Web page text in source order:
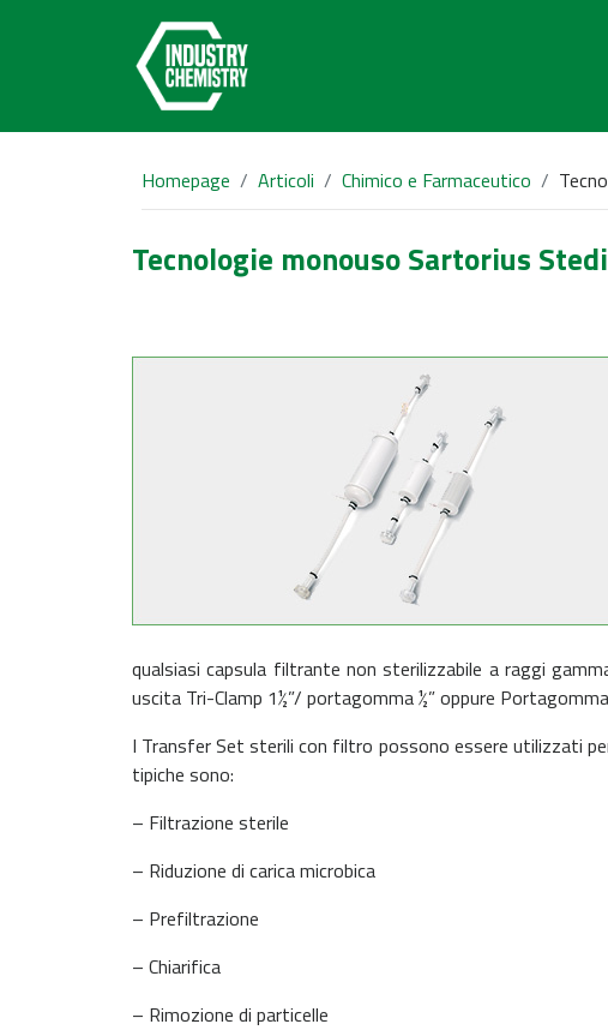
Homepage Articoli Chimico e Farmaceutico
Tecnologie monouso Sartorius
qualsiasi capsula filtrante non sterilizzabile a raggi
uscita Tri-Clamp 1½”/ portagomma ½” oppure
I Transfer Set sterili con filtro possono essere utilizzati
tipiche sono:
– Filtrazione sterile
– Riduzione di carica microbica
– Prefiltrazione
– Chiarifica
– Rimozione di particelle